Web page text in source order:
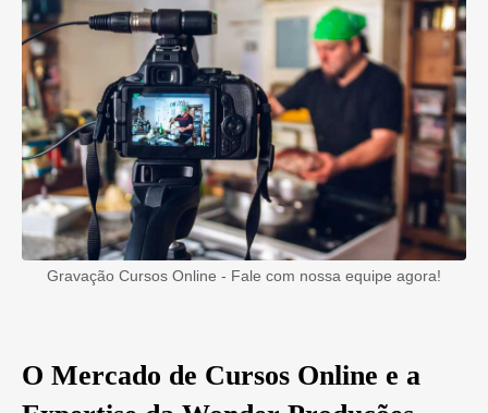
Gravação Cursos Online - Fale com nossa equipe agora!
O Mercado de Cursos Online e a